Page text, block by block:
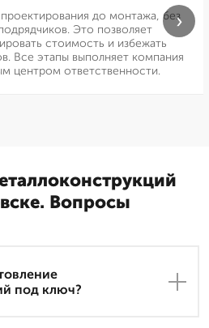
до монтажа, без
Это позволяет
стоимость и избежать
Все этапы выполняет компания
центром ответственности.
›
Вопросы
под ключ?